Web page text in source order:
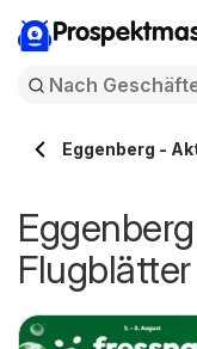
Eggenberg -